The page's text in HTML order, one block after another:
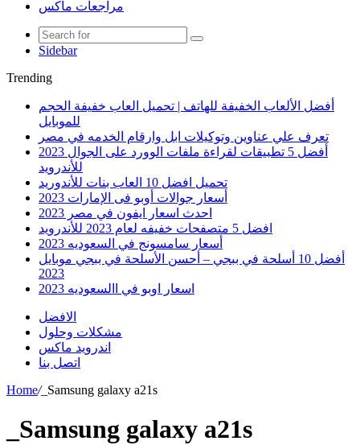
مراجعات ماكس
Sidebar
Trending
أفضل الألعاب الخفيفة للهاتف | تحميل العاب خفيفة الحجم
للموبايل
تعرف علي عناوين وتوكيلات ابل وارقام الخدمه في مصر
أفضل 5 تطبيقات لقراءة ملفات الوورد على الجوال 2023
للأندرويد
تحميل افضل 10 العاب بنات للأندوريد
أسعار جوالات أوبو فى الإمارات 2023
احدث اسعار ايفون في مصر 2023
افضل 5 متصفحات خفيفه لعام 2023 للأندرويد
أسعار سامسونج في السعوديه 2023
أفضل 10 أسلحة في ببجي – أحسن الأسلحة في ببجي موبايل
2023
اسعار اوبو في االسعوديه 2023
الافضل
مشكلات وحلول
اندرويد ماكس
اتصل بنا
Home/_Samsung galaxy a21s
_Samsung galaxy a21s